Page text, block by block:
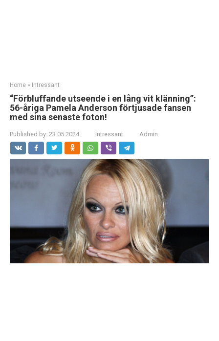
Home » Intressant
“Förbluffande utseende i en lång vit klänning”:
56-åriga Pamela Anderson förtjusade fansen
med sina senaste foton!
Published by: 23.05.2024 Intressant Admin